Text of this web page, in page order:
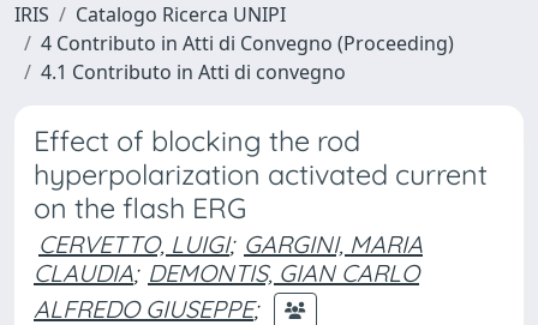
IRIS
Catalogo Ricerca UNIPI
4 Contributo in Atti di Convegno (Proceeding)
4.1 Contributo in Atti di convegno
Effect of blocking the rod
hyperpolarization activated current
on the flash ERG
CERVETTO, LUIGI; GARGINI, MARIA
CLAUDIA; DEMONTIS, GIAN CARLO
ALFREDO GIUSEPPE;